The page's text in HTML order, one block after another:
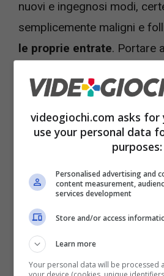
nuovi e ingegnosi modi,
semplicemente maligni e
le proprie entrate. Portare
enormi e cercare di
e soprattutto i grandi
vinto le elezioni è un
politici del mondo. E ora i
potrebbero essere una
pertitoli come GTA 6.
videogiochi.com asks
use your personal data
purposes:
Personalised advertising and
content measurement,
services development
Store and/or access
Learn more
Your personal data will be processed